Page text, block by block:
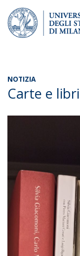
NOTIZIA
Carte e